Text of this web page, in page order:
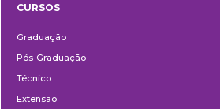
CURSOS
Graduação
Pós-Graduação
Técnico
Extensão